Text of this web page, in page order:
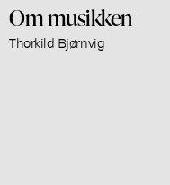
Om musikken
Thorkild Bjørnvig